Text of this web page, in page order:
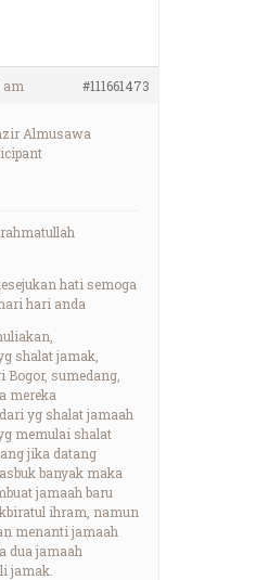
am #111661473
Almusawa
hati semoga
hari anda
shalat jamak,
Bogor, sumedang,
mereka
yg shalat jamaah
memulai shalat
jika datang
banyak maka
jamaah baru
ihram, namun
menanti jamaah
dua jamaah
jamak.